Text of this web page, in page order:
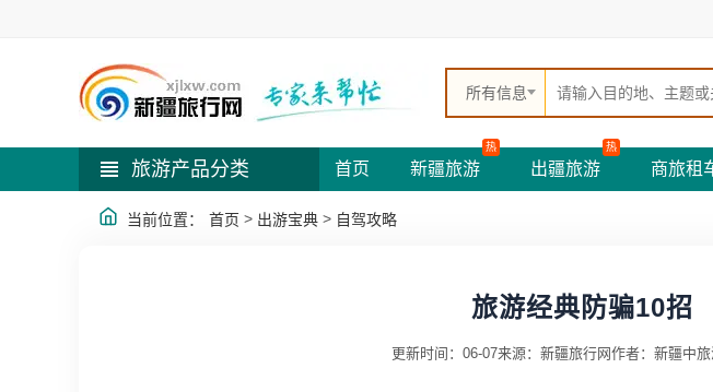
所有信息
旅游产品分类 首页 新疆旅游
热
出疆旅游
热
商旅租
当前位置： 首页 > 出游宝典 > 自驾攻略
旅游经典防骗10招
更新时间：06-07来源：新疆旅行网作者：新疆中旅